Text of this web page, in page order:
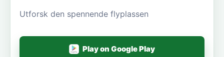
Utforsk den spennende flyplassen
Play on Google Play